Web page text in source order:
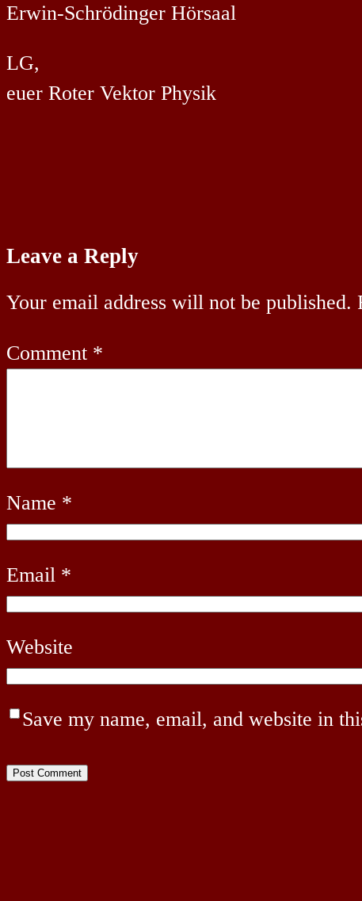
Erwin-Schrödinger Hörsaal
LG,
euer Roter Vektor Physik
Leave a Reply
Your email address will not be published.
Comment *
Name *
Email *
Website
Save my name, email, and website in